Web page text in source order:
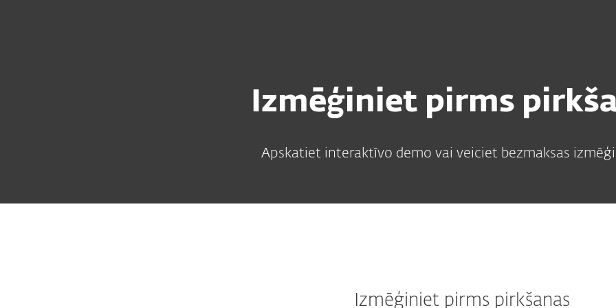
Izmēģiniet pirms
Apskatiet interaktīvo demo vai veiciet bezmaksas
Izmēģiniet pirms pirkšanas